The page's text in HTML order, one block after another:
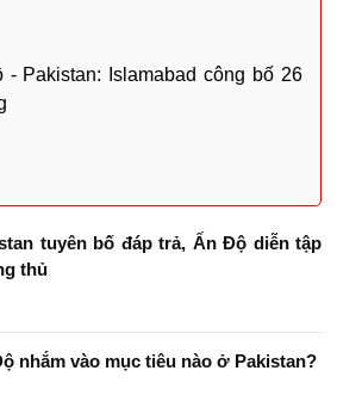
Pakistan: Islamabad công bố 26
tuyên bố đáp trả, Ấn Độ diễn tập
thủ
nhắm vào mục tiêu nào ở Pakistan?